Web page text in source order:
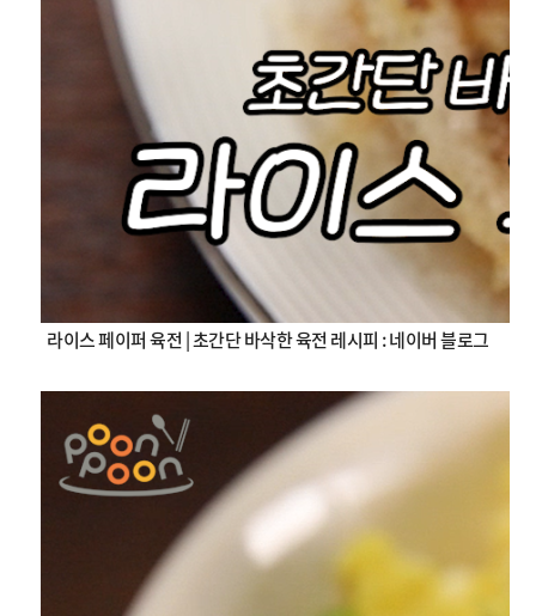
라이스 페이퍼 육전 | 초간단 바삭한 육전 레시피 : 네이버 블로그